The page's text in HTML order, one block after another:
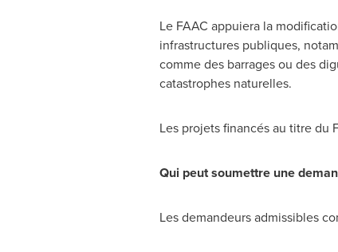
Le FAAC appuiera la
infrastructures publiques,
comme des barrages ou des
catastrophes naturelles.
Les projets financés au titre du
Qui peut soumettre une
Les demandeurs admissibles